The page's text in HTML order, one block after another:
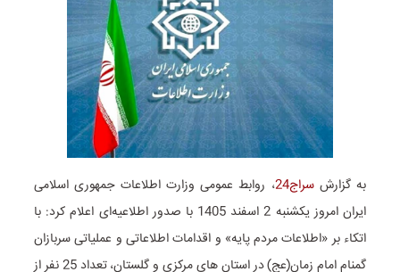
به گزارشسراج24
، روابط عمومی وزارت اطلاعات جمهوری اسلامی
ایران امروز یکشنبه 2 اسفند 1405 با صدور اطلاعیه‌ای اعلام کرد: با
اتکاء بر «اطلاعات مردم پایه» و اقدامات اطلاعاتی و عملیاتی سربازان
گمنام امام زمان(عج) در استان های مرکزی و گلستان، تعداد 25 نفر از